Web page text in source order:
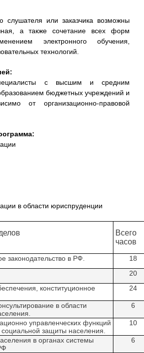
слушателя или заказчика возможны
а также сочетание всех форм
электронного обучения,
технологий.
с высшим и средним
бюджетных учреждений и
от организационно-правовой
в области юриспруденции
Всего
часов
законодательство в РФ. 18
20
конституционное
24
в области
6
управленческих функций
защиты населения.
10
в органах системы
6